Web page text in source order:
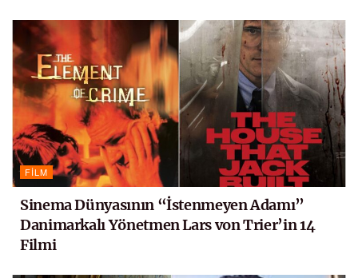
FILM
Sinema Dünyasının “İstenmeyen Adamı”
Danimarkalı Yönetmen Lars von Trier’in 14
Filmi